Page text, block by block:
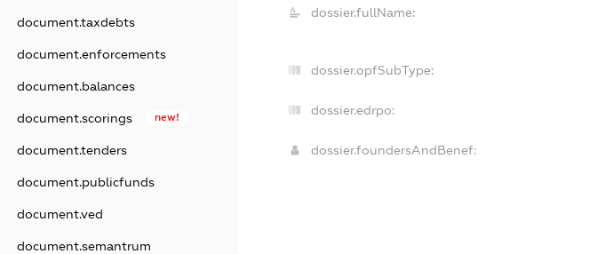
document.taxdebts
document.enforcements
document.balances
document.scorings new!
document.tenders
document.publicfunds
document.ved
document.semantrum
dossier.fullName:
dossier.opfSubType:
dossier.edrpo:
dossier.foundersAndBenef: